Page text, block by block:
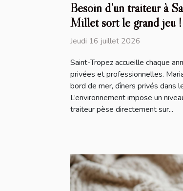
Besoin d’un traiteur à
Millet sort le grand jeu !
Jeudi 16 juillet 2026
Saint-Tropez accueille chaque
privées et professionnelles.
bord de mer, dîners privés dans
L’environnement impose un
traiteur pèse directement sur...